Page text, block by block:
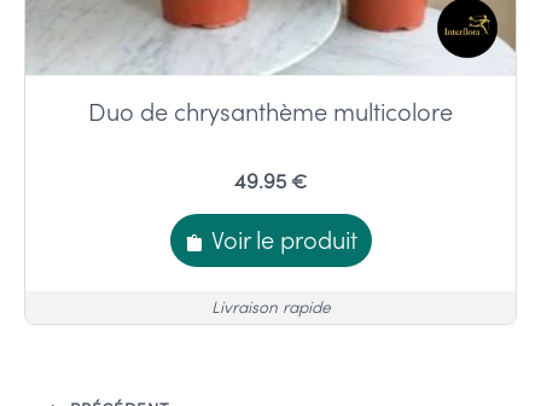
Duo de chrysanthème multicolore
49.95 €
Voir le produit
Livraison rapide